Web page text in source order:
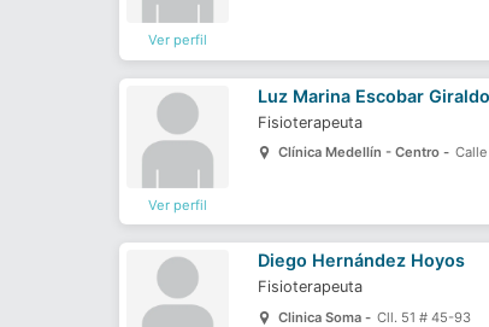
Ver perfil
Ver perfil
Luz Marina Escobar Giraldo
Fisioterapeuta
Clínica Medellín - Centro -
Diego Hernández Hoyos
Fisioterapeuta
Clinica Soma - Cll. 51 # 45-93